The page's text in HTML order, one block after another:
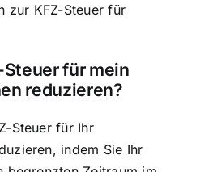
zur KFZ-Steuer für
für mein
reduzieren?
Steuer für Ihr
indem Sie Ihr